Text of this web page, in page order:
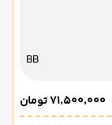
BB
۷۱٬۵۰۰٬۰۰۰ تومان